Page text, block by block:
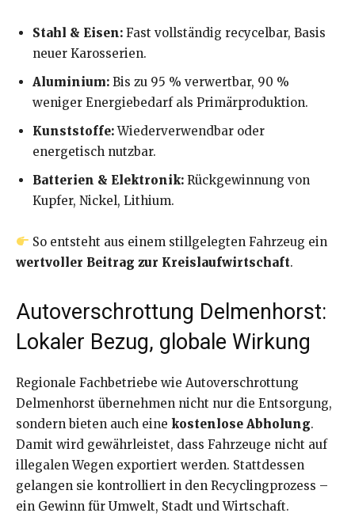
Stahl & Eisen: Fast vollständig recycelbar, Basis
neuer Karosserien.
Aluminium: Bis zu 95 % verwertbar, 90 %
weniger Energiebedarf als Primärproduktion.
Kunststoffe:Wiederverwendbar oder
energetisch nutzbar.
Batterien & Elektronik: Rückgewinnung von
Kupfer, Nickel, Lithium.
So entsteht aus einem stillgelegten Fahrzeug ein
wertvoller Beitrag zur Kreislaufwirtschaft.
Autoverschrottung Delmenhorst:
Lokaler Bezug, globale Wirkung
Regionale Fachbetriebe wie Autoverschrottung
Delmenhorst übernehmen nicht nur die Entsorgung,
sondern bieten auch eine kostenlose Abholung.
Damit wird gewährleistet, dass Fahrzeuge nicht auf
illegalen Wegen exportiert werden. Stattdessen
gelangen sie kontrolliert in den Recyclingprozess –
ein Gewinn für Umwelt, Stadt und Wirtschaft.